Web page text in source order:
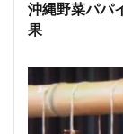
沖縄野菜パパ
果